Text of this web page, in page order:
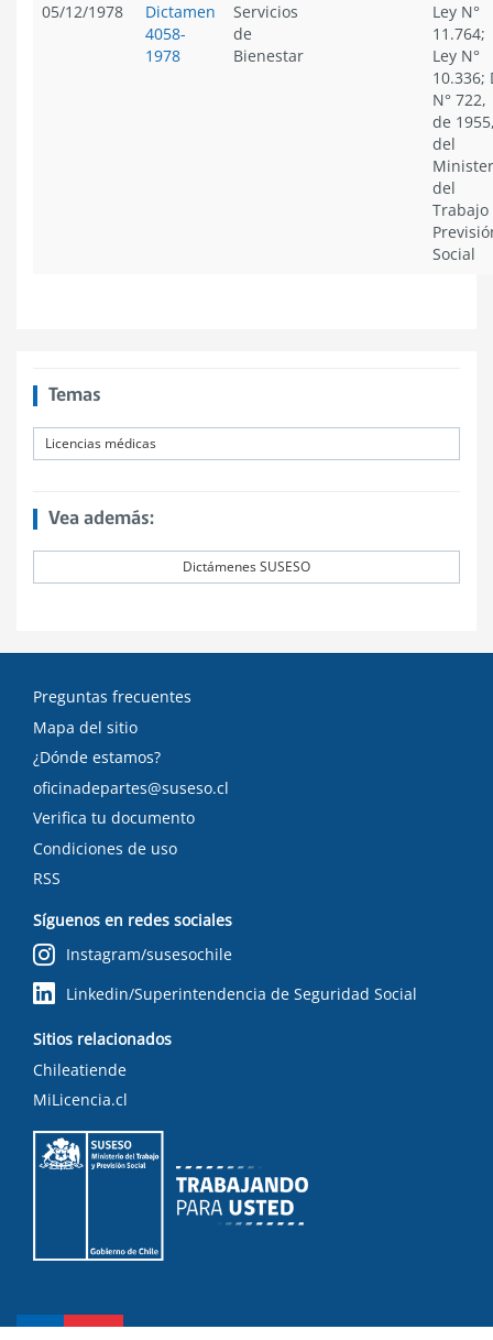
05/12/1978
Dictamen
4058-
1978
Servicios
de
Bienestar
Ley N°
11.764;
Ley N°
10.336;
N° 722,
de
del
del
Trabajo
Social
Temas
Licencias médicas
Vea además:
Dictámenes SUSESO
Preguntas frecuentes
Mapa del sitio
¿Dónde estamos?
oficinadepartes@suseso.cl
Verifica tu documento
Condiciones de uso
RSS
Síguenos en redes sociales
Instagram/susesochile
Linkedin/Superintendencia de Seguridad Social
Sitios relacionados
Chileatiende
MiLicencia.cl